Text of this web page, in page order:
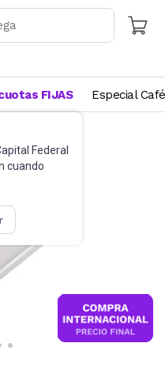
Federal
cuando
FIJAS Especial Café